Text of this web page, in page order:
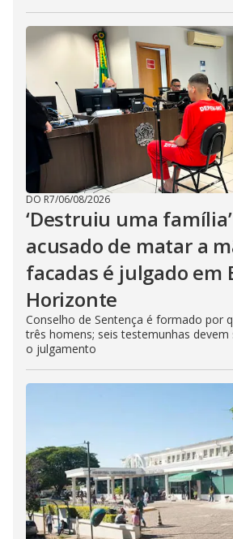
DO R7/06/08/2026
‘Destruiu uma
acusado de matar a
facadas é julgado em
Horizonte
Conselho de Sentença é formado por
três homens; seis testemunhas devem
o julgamento